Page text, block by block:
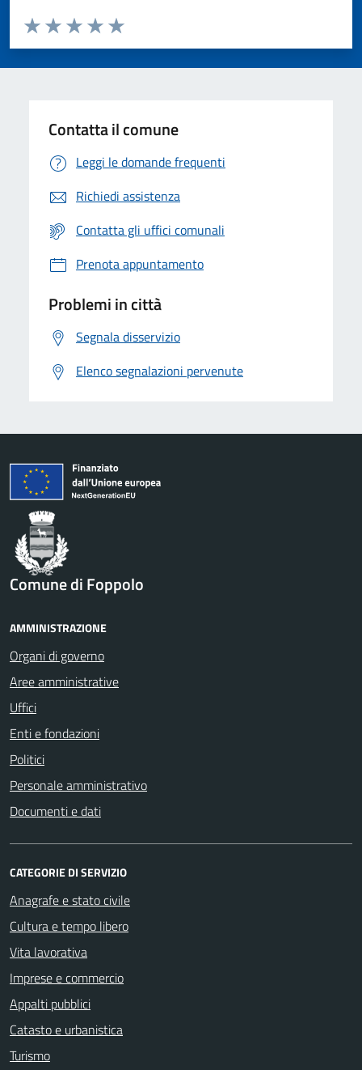
Valuta da 1 a 5 stelle la pagina
Valuta 5 stelle su 5
Valuta 4 stelle su 5
Valuta 3 stelle su 5
Valuta 2 stelle su 5
Valuta 1 stelle su 5
Contatta il comune
Leggi le domande frequenti
Richiedi assistenza
Contatta gli uffici comunali
Prenota appuntamento
Problemi in città
Segnala disservizio
Elenco segnalazioni pervenute
Comune di Foppolo
AMMINISTRAZIONE
Organi di governo
Aree amministrative
Uffici
Enti e fondazioni
Politici
Personale amministrativo
Documenti e dati
CATEGORIE DI SERVIZIO
Anagrafe e stato civile
Cultura e tempo libero
Vita lavorativa
Imprese e commercio
Appalti pubblici
Catasto e urbanistica
Turismo